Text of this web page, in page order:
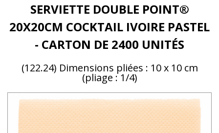
SERVIETTE DOUBLE POINT®
20X20CM COCKTAIL IVOIRE PASTEL
- CARTON DE 2400 UNITÉS
(122.24) Dimensions pliées : 10 x 10 cm
(pliage : 1/4)